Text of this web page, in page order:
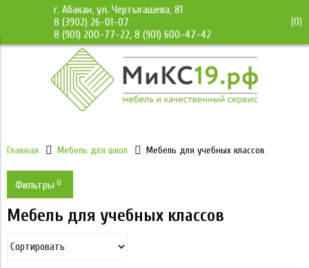
г. Абакан, ул. Чертыгашева, 81
8 (3902) 26-01-07
8 (901) 200-77-22, 8 (901) 600-47-42
(0)
Главная Мебель для школ Мебель для учебных классов
Фильтры 0
Ростовая группа
Рост 5
Метка
Мебель для учебных классов